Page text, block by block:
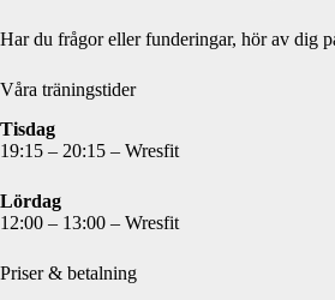
Har du frågor eller funderingar, hör av dig
Våra träningstider
Tisdag
19:15 – 20:15 – Wresfit
Lördag
12:00 – 13:00 – Wresfit
Priser & betalning